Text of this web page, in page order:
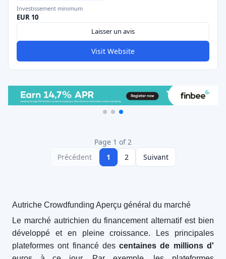
Investissement minimum
EUR 10
Laisser un avis
Visit Website
Page 1 of 2
Précédent
1 2 Suivant
Autriche Crowdfunding Aperçu général du marché
Le marché autrichien du financement alternatif est bien
développé et en pleine croissance. Les principales
plateformes ont financé descentaines de millions d'